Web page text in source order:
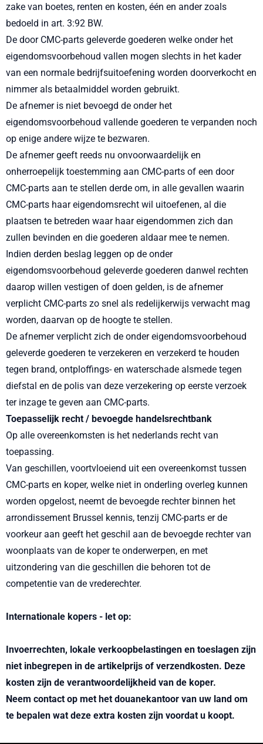
zake van boetes, renten en kosten, één en ander zoals
bedoeld in art. 3:92 BW.
De door CMC-parts geleverde goederen welke onder het
eigendomsvoorbehoud vallen mogen slechts in het kader
van een normale bedrijfsuitoefening worden doorverkocht en
nimmer als betaalmiddel worden gebruikt.
De afnemer is niet bevoegd de onder het
eigendomsvoorbehoud vallende goederen te verpanden noch
op enige andere wijze te bezwaren.
De afnemer geeft reeds nu onvoorwaardelijk en
onherroepelijk toestemming aan CMC-parts of een door
CMC-parts aan te stellen derde om, in alle gevallen waarin
CMC-parts haar eigendomsrecht wil uitoefenen, al die
plaatsen te betreden waar haar eigendommen zich dan
zullen bevinden en die goederen aldaar mee te nemen.
Indien derden beslag leggen op de onder
eigendomsvoorbehoud geleverde goederen danwel rechten
daarop willen vestigen of doen gelden, is de afnemer
verplicht CMC-parts zo snel als redelijkerwijs verwacht mag
worden, daarvan op de hoogte te stellen.
De afnemer verplicht zich de onder eigendomsvoorbehoud
geleverde goederen te verzekeren en verzekerd te houden
tegen brand, ontploffings- en waterschade alsmede tegen
diefstal en de polis van deze verzekering op eerste verzoek
ter inzage te geven aan CMC-parts.
Toepasselijk recht / bevoegde handelsrechtbank
Op alle overeenkomsten is het nederlands recht van
toepassing.
Van geschillen, voortvloeiend uit een overeenkomst tussen
CMC-parts en koper, welke niet in onderling overleg kunnen
worden opgelost, neemt de bevoegde rechter binnen het
arrondissement Brussel kennis, tenzij CMC-parts er de
voorkeur aan geeft het geschil aan de bevoegde rechter van
woonplaats van de koper te onderwerpen, en met
uitzondering van die geschillen die behoren tot de
competentie van de vrederechter.
Internationale kopers - let op:
Invoerrechten, lokale verkoopbelastingen en toeslagen zijn
niet inbegrepen in de artikelprijs of verzendkosten. Deze
kosten zijn de verantwoordelijkheid van de koper.
Neem contact op met het douanekantoor van uw land om
te bepalen wat deze extra kosten zijn voordat u koopt.